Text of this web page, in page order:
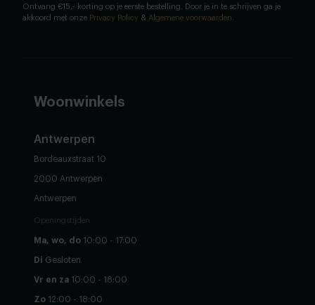
Ontvang €15,- korting op je eerste bestelling. Door je in te schrijven ga je
akkoord met onze Privacy Policy & Algemene voorwaarden.
Woonwinkels
Antwerpen
Bordeauxstraat 10
2000 Antwerpen
Antwerpen
Openingstijden
Ma, wo, do 10:00 - 17:00
Di Gesloten
Vr en za 10:00 - 18:00
Zo 12:00 - 18:00